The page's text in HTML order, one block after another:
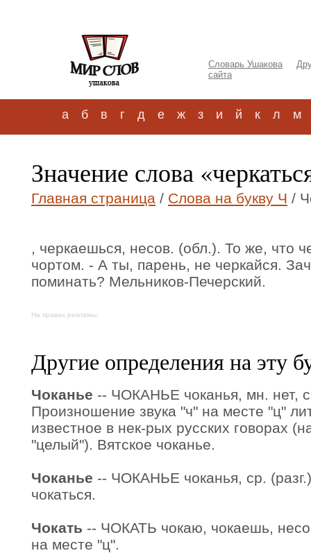
Словарь Ушакова
сайта
а б в г д е ж з и й к л м
Значение слова
Главная страница / Слова на букву Ч /
, черкаешься, несов. (обл.). То же, что
чортом. - А ты, парень, не черкайся.
поминать? Мельников-Печерский.
На правах рекламы:
Другие определения на эту
Чоканье -- ЧОКАНЬЕ чоканья, мн. нет,
Произношение звука "ч" на месте "ц"
известное в нек-рых русских говорах
"целый"). Вятское чоканье.
Чоканье -- ЧОКАНЬЕ чоканья, ср.
чокаться.
Чокать -- ЧОКАТЬ чокаю, чокаешь,
на месте "ц".